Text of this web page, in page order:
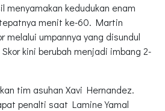
menyamakan kedudukan enam
menit ke-60. Martin
melalui umpannya yang disundul
kini berubah menjadi imbang 2-
tim asuhan Xavi Hernandez.
penalti saat Lamine Yamal